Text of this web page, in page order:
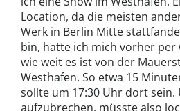
Location, da die meisten
Werk in Berlin Mitte
bin, hatte ich mich vorher
wie weit es ist von der
Westhafen. So etwa 15
sollte um 17:30 Uhr dort sein.
aufzubrechen, müsste also